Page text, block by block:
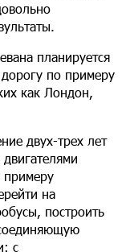
планируется
по примеру
как Лондон,
двух-трех лет
двигателями
примеру
на
построить
с